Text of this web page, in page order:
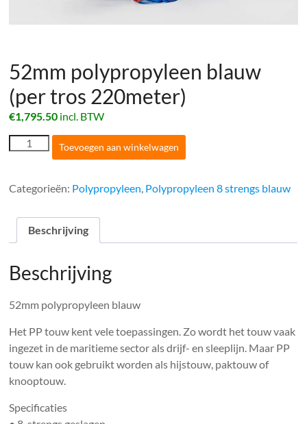
52mm polypropyleen blauw
(per tros 220meter)
€1,795.50 incl. BTW
52mm
polypropyleen
tros
Toevoegen aan winkelwagen
Categorieën: Polypropyleen, Polypropyleen 8 strengs blauw
Beschrijving
Beschrijving
52mm polypropyleen blauw
Het PP touw kent vele toepassingen. Zo wordt het touw vaak
ingezet in de maritieme sector als drijf- en sleeplijn. Maar PP
touw kan ook gebruikt worden als hijstouw, paktouw of
knooptouw.
Specificaties